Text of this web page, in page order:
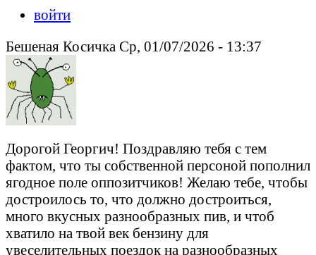
войти
Бешеная Косичка Ср, 01/07/2026 - 13:37
Дорогой Георгич! Поздравляю тебя с тем
фактом, что ты собственной персоной пополнил
ягодное поле оппозитчиков! Желаю тебе, чтобы
достроилось то, что должно достроиться,
много вкусных разнообразных пив, и чтоб
хватило на твой век бензину для
увеселительных поездок на разнообразных